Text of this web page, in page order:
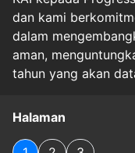
dan kami
dalam
aman,
tahun yang akan
Halaman